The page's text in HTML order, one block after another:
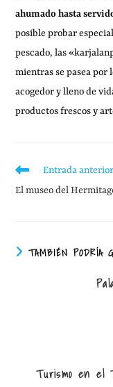
ahumado hasta
posible probar
pescado, las
mientras se pasea por
acogedor y lleno de
productos frescos y
Entrada anterior
El museo del
TAMBIÉN PODRÍA
Turismo en el